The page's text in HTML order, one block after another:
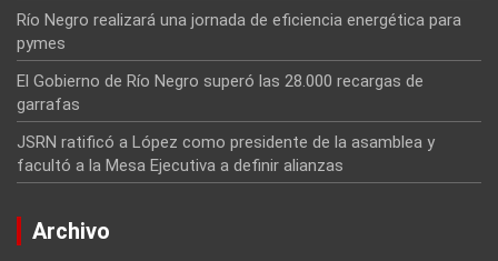
Río Negro realizará una jornada de eficiencia energética para
pymes
El Gobierno de Río Negro superó las 28.000 recargas de
garrafas
JSRN ratificó a López como presidente de la asamblea y
facultó a la Mesa Ejecutiva a definir alianzas
Archivo